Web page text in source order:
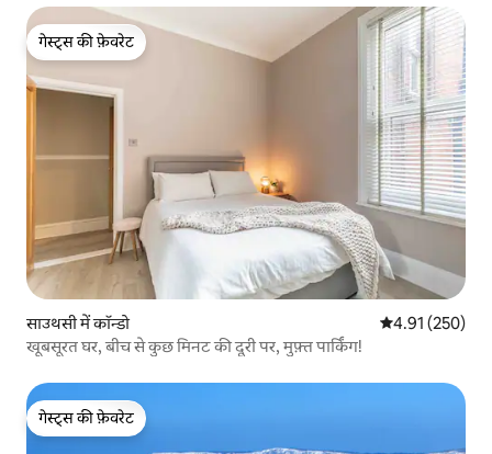
गेस्ट्स की फ़ेवरेट
गेस्ट्स की फ़ेवरेट
साउथसी में कॉन्डो औसत रेटिंग 5 में से
4.91 (250)
खूबसूरत घर, बीच से कुछ मिनट की दूरी पर, मुफ़्त पार्किंग!
गेस्ट्स की फ़ेवरेट
गेस्ट्स की फ़ेवरेट